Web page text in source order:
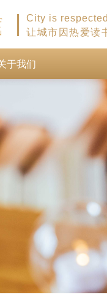
于我们
City is
让城市因热爱读